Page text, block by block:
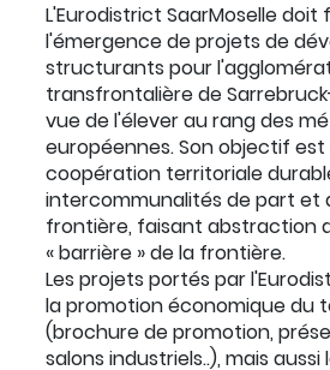
L'Eurodistrict SaarMoselle doit
l'émergence de projets de
structurants pour
transfrontalière de
vue de l'élever au rang des
européennes. Son objectif
coopération territoriale
intercommunalités de part et
frontière, faisant abstraction
« barrière » de la frontière.
Les projets portés par
la promotion économique du
(brochure de promotion,
salons industriels..), mais aussi